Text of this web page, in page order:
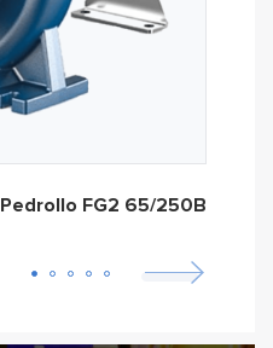
Pedrollo FG2 65/250B